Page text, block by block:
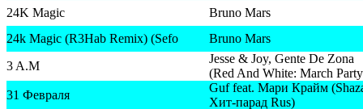
24K Magic
Bruno Mars
24k Magic (R3Hab Remix) (Sefo
Bruno Mars
3 A.M
Jesse & Joy, Gente De Zona
(Red And White: March
31 Февраля
Guf feat. Мари Крайм
Хит-парад Rus)